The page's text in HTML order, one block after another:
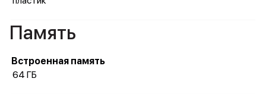
Память
Встроенная память
64 ГБ